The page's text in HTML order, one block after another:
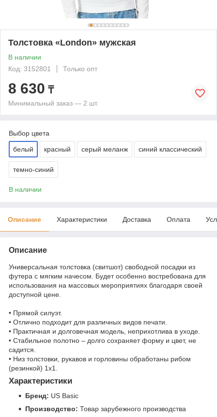
Толстовка «London» мужская
В наличии
Код: 3152801
Только опт
8 630 ₸
Минимальный заказ — 2 шт.
Выбор цвета
белый красный серый меланж синий классический
темно-синий
В наличии
Описание Характеристики Доставка Оплата
Описание
Универсальная толстовка (свитшот) свободной посадки из
футера с мягким начесом. Будет особенно востребована для
использования на массовых мероприятиях благодаря своей
доступной цене.
• Прямой силуэт.
• Отлично подходит для различных видов печати.
• Практичная и долговечная модель, неприхотлива в уходе.
• Стабильное полотно – долго сохраняет форму и цвет, не
садится.
• Низ толстовки, рукавов и горловины обработаны рибом
(резинкой) 1x1.
Характеристики
Бренд: US Basic
Производство: Товар зарубежного производства